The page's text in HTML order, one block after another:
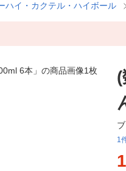
ハイ・カクテル・ハイボール
1